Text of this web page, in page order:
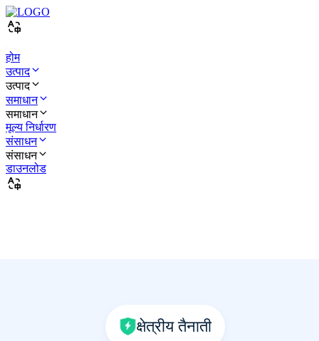
होम
उत्पाद
उत्पाद
समाधान
समाधान
मूल्य निर्धारण
संसाधन
संसाधन
डाउनलोड
क्षेत्रीय तैनाती